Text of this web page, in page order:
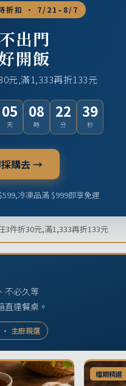
折扣 · 7/21–8/7
出門
開飯
元,滿1,333再折133元
05
天
08
時
22
分
38
秒
購去 →
冷凍品滿 $999即享免運
3件折30元,滿1,333再折133元
不必久等
直達餐桌。
· 主廚親選
檔期精選